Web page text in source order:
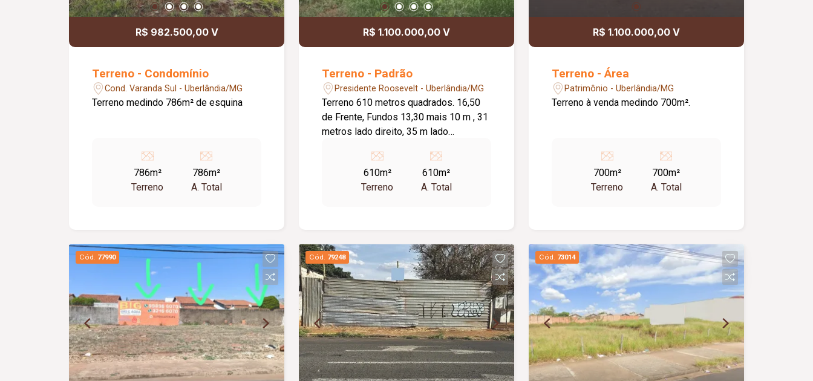
R$ 982.500,00 V
Terreno - Condomínio
Cond. Varanda Sul - Uberlândia/MG
Terreno medindo 786m² de esquina
786m²
Terreno
786m²
A. Total
R$ 1.100.000,00 V
Terreno - Padrão
Presidente Roosevelt - Uberlândia/MG
Terreno 610 metros quadrados. 16,50
de Frente, Fundos 13,30 mais 10 m , 31
metros lado direito, 35 m lado
610m²
Terreno
610m²
A. Total
R$ 1.100.000,00 V
Terreno - Área
Patrimônio - Uberlândia/MG
Terreno à venda medindo 700m².
700m²
Terreno
700m²
A. Total
Cód. 77990 Cód. 79248 Cód. 73014